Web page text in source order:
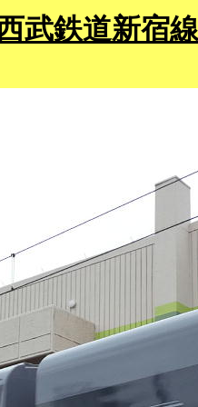
武鉄道新宿